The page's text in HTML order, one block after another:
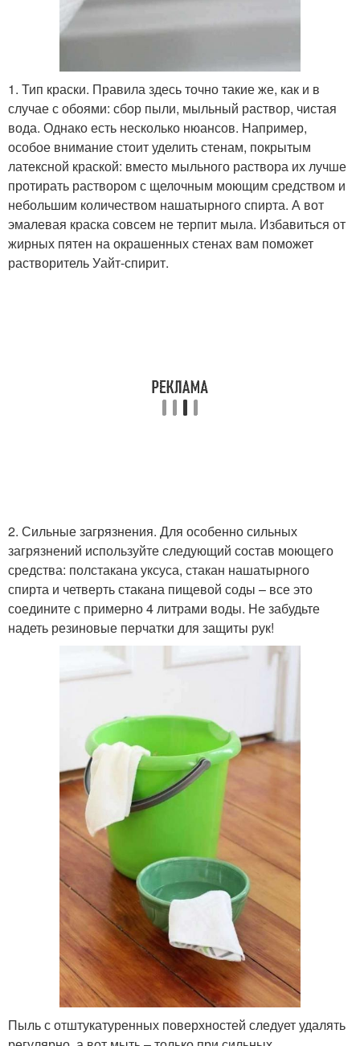
1. Тип краски. Правила здесь точно такие же, как и в
случае с обоями: сбор пыли, мыльный раствор, чистая
вода. Однако есть несколько нюансов. Например,
особое внимание стоит уделить стенам, покрытым
латексной краской: вместо мыльного раствора их лучше
протирать раствором с щелочным моющим средством и
небольшим количеством нашатырного спирта. А вот
эмалевая краска совсем не терпит мыла. Избавиться от
жирных пятен на окрашенных стенах вам поможет
растворитель Уайт-спирит.
2. Сильные загрязнения. Для особенно сильных
загрязнений используйте следующий состав моющего
средства: полстакана уксуса, стакан нашатырного
спирта и четверть стакана пищевой соды – все это
соедините с примерно 4 литрами воды. Не забудьте
надеть резиновые перчатки для защиты рук!
Пыль с отштукатуренных поверхностей следует удалять